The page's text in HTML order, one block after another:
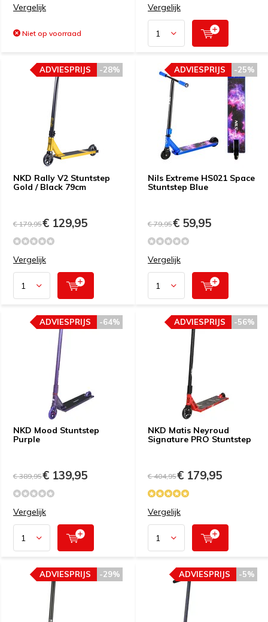
Vergelijk
Niet op voorraad
Vergelijk
NKD Rally V2 Stuntstep
Gold / Black 79cm
-28%
ADVIESPRIJS
€ 179,95€ 129,95
Vergelijk
Nils Extreme HS021 Space
Stuntstep Blue
-25%
ADVIESPRIJS
€ 79,95€ 59,95
Vergelijk
NKD Mood Stuntstep
Purple
-64%
ADVIESPRIJS
€ 389,95€ 139,95
Vergelijk
NKD Matis Neyroud
Signature PRO Stuntstep
-56%
ADVIESPRIJS
€ 404,95€ 179,95
Vergelijk
-29%
ADVIESPRIJS -5%
ADVIESPRIJS